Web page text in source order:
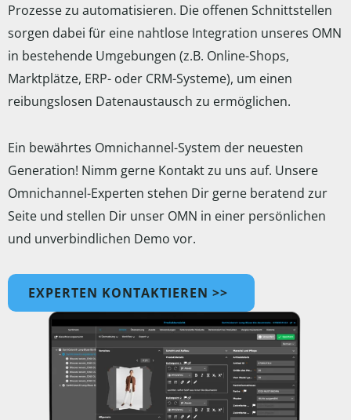
Prozesse zu automatisieren. Die offenen Schnittstellen
sorgen dabei für eine nahtlose Integration unseres OMN
in bestehende Umgebungen (z.B. Online-Shops,
Marktplätze, ERP- oder CRM-Systeme), um einen
reibungslosen Datenaustausch zu ermöglichen.
Ein bewährtes Omnichannel-System der neuesten
Generation! Nimm gerne Kontakt zu uns auf. Unsere
Omnichannel-Experten stehen Dir gerne beratend zur
Seite und stellen Dir unser OMN in einer persönlichen
und unverbindlichen Demo vor.
EXPERTEN KONTAKTIEREN >>